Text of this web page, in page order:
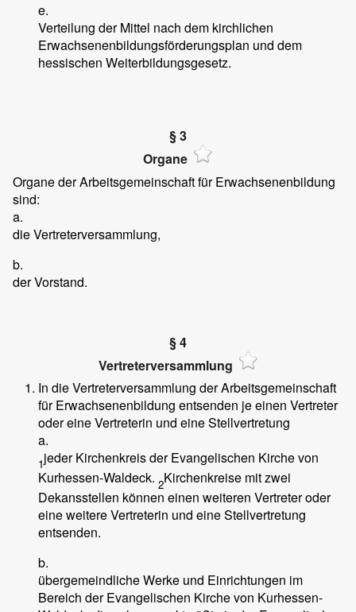
e.
Verteilung der Mittel nach dem kirchlichen
Erwachsenenbildungsförderungsplan und dem
hessischen Weiterbildungsgesetz.
§ 3
Organe
Organe der Arbeitsgemeinschaft für Erwachsenenbildung
sind:
a.
die Vertreterversammlung,
b.
der Vorstand.
§ 4
Vertreterversammlung
In die Vertreterversammlung der Arbeitsgemeinschaft
für Erwachsenenbildung entsenden je einen Vertreter
oder eine Vertreterin und eine Stellvertretung
a.
1jeder Kirchenkreis der Evangelischen Kirche von
Kurhessen-Waldeck. 2Kirchenkreise mit zwei
Dekansstellen können einen weiteren Vertreter oder
eine weitere Vertreterin und eine Stellvertretung
entsenden.
b.
übergemeindliche Werke und Einrichtungen im
Bereich der Evangelischen Kirche von Kurhessen-